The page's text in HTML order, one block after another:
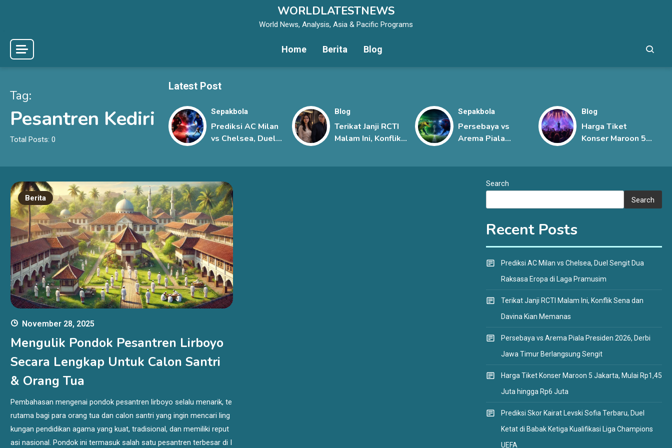
WORLDLATESTNEWS
World News, Analysis, Asia & Pacific Programs
Home Berita Blog
Tag:
Pesantren Kediri
Total Posts: 0
Latest Post
Sepakbola
Prediksi AC Milan
vs Chelsea, Duel
Blog
Terikat Janji RCTI
Malam Ini, Konflik
Sepakbola
Persebaya vs
Arema Piala
Blog
Harga Tiket
Konser Maroon 5
Berita
November 28, 2025
Mengulik Pondok Pesantren Lirboyo
Secara Lengkap Untuk Calon Santri
& Orang Tua
Pembahasan mengenai pondok pesantren lirboyo selalu menarik, te
rutama bagi para orang tua dan calon santri yang ingin mencari ling
kungan pendidikan agama yang kuat, tradisional, dan memiliki reput
asi nasional. Pondok ini termasuk salah satu pesantren terbesar di I
Search
Search
Recent Posts
Prediksi AC Milan vs Chelsea, Duel Sengit Dua
Raksasa Eropa di Laga Pramusim
Terikat Janji RCTI Malam Ini, Konflik Sena dan
Davina Kian Memanas
Persebaya vs Arema Piala Presiden 2026, Derbi
Jawa Timur Berlangsung Sengit
Harga Tiket Konser Maroon 5 Jakarta, Mulai Rp1,45
Juta hingga Rp6 Juta
Prediksi Skor Kairat Levski Sofia Terbaru, Duel
Ketat di Babak Ketiga Kualifikasi Liga Champions
UEFA